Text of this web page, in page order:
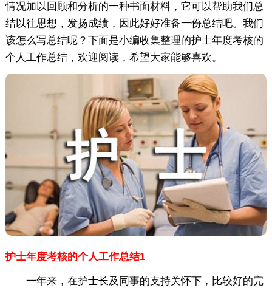
情况加以回顾和分析的一种书面材料，它可以帮助我们总
结以往思想，发扬成绩，因此好好准备一份总结吧。我们
该怎么写总结呢？下面是小编收集整理的护士年度考核的
个人工作总结，欢迎阅读，希望大家能够喜欢。
护士年度考核的个人工作总结1
一年来，在护士长及同事的支持关怀下，比较好的完